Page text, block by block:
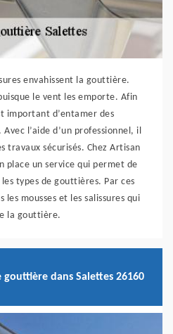
envahissent la gouttière.
le vent les emporte. Afin
important d’entamer des
l’aide d’un professionnel, il
travaux sécurisés. Chez Artisan
place un service qui permet de
types de gouttières. Par ces
mousses et les salissures qui
la gouttière.
dans Salettes 26160